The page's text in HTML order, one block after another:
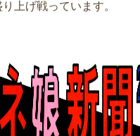
上げ戦っています。